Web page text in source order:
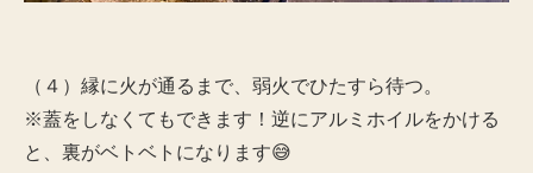
（４）縁に火が通るまで、弱火でひたすら待つ。
※蓋をしなくてもできます！逆にアルミホイルをかける
と、裏がベトベトになります😅